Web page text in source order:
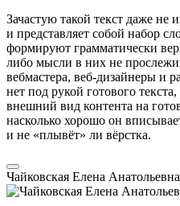
Зачастую такой текст даже не
и представляет собой набор
формируют грамматически
либо мысли в них не
вебмастера, веб-дизайнеры и
нет под рукой готового
внешний вид контента на
насколько хорошо он
и не «плывёт» ли вёрстка.
Чайковская Елена Анатольевна